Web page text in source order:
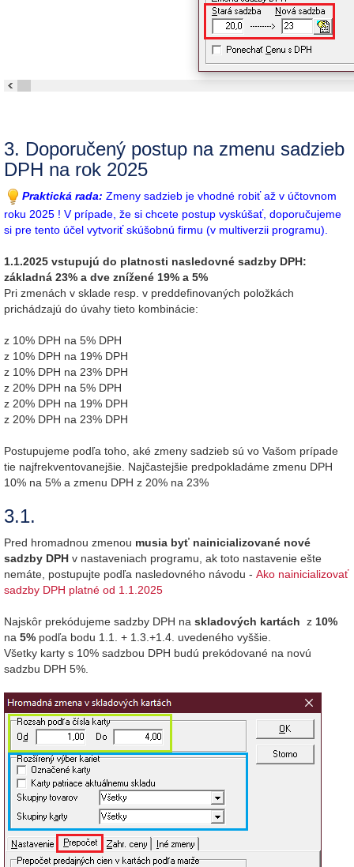
3. Doporučený postup na zmenu sadzieb
DPH na rok 2025
Praktická rada: Zmeny sadzieb je vhodné robiť až v účtovnom
roku 2025 ! V prípade, že si chcete postup vyskúšať, doporučujeme
si pre tento účel vytvoriť skúšobnú firmu (v multiverzii programu).
1.1.2025 vstupujú do platnosti nasledovné sadzby DPH:
základná 23% a dve znížené 19% a 5%
Pri zmenách v sklade resp. v preddefinovaných položkách
prichádzajú do úvahy tieto kombinácie:
z 10% DPH na 5% DPH
z 10% DPH na 19% DPH
z 10% DPH na 23% DPH
z 20% DPH na 5% DPH
z 20% DPH na 19% DPH
z 20% DPH na 23% DPH
Postupujeme podľa toho, aké zmeny sadzieb sú vo Vašom prípade
tie najfrekventovanejšie. Najčastejšie predpokladáme zmenu DPH
10% na 5% a zmenu DPH z 20% na 23%
3.1.
Pred hromadnou zmenou musia byť nainicializované nové
sadzby DPH v nastaveniach programu, ak toto nastavenie ešte
nemáte, postupujte podľa nasledovného návodu - Ako nainicializovať
sadzby DPH platné od 1.1.2025
Najskôr prekódujeme sadzby DPH na skladových kartách z 10%
na 5% podľa bodu 1.1. + 1.3.+1.4. uvedeného vyššie.
Všetky karty s 10% sadzbou DPH budú prekódované na novú
sadzbu DPH 5%.